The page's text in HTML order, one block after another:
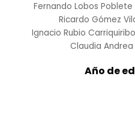
Fernando Lobos Poblete
Ricardo Gómez
Ignacio Rubio
Claudia Andrea
Año de